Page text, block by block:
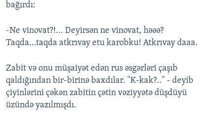
bağırdı:
-Ne vinovat?!... Deyirsən ne vinovat, həəə?
Taqda...taqda atkrıvay etu karobku! Atkrıvay daaa.
Zabit və onu müşaiyət edən rus əsgərləri çaşıb
qaldığından bir-birinə baxdılar. "K-kak?.." - deyib
çiyinlərini çəkən zabitin çətin vəziyyətə düşdüyü
üzündə yazılmışdı.